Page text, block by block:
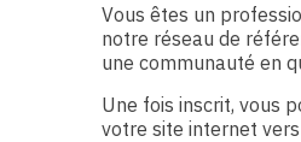
Vous êtes un
notre réseau de
une communauté en
Une fois inscrit, vous
votre site internet vers